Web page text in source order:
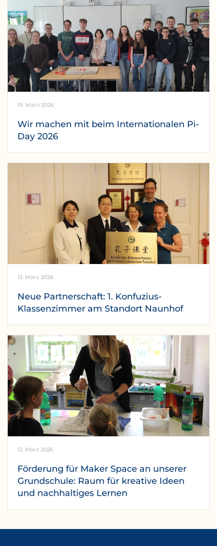
19. März 2026
Wir machen mit beim Internationalen Pi-
Day 2026
13. März 2026
Neue Partnerschaft: 1. Konfuzius-
Klassenzimmer am Standort Naunhof
12. März 2026
Förderung für Maker Space an unserer
Grundschule: Raum für kreative Ideen
und nachhaltiges Lernen